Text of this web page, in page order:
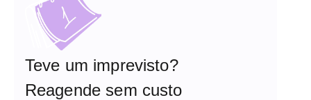
Teve um imprevisto?
Reagende sem custo